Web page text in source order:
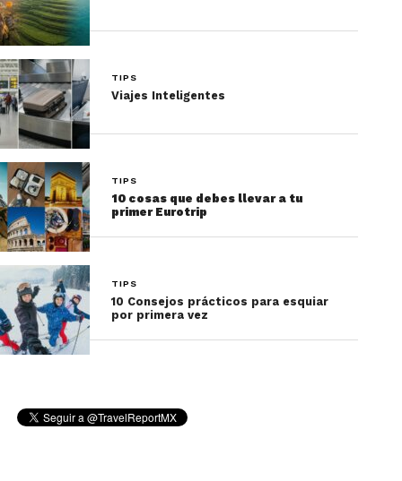
TIPS
Viajes Inteligentes
TIPS
10 cosas que debes llevar a tu
primer Eurotrip
TIPS
10 Consejos prácticos para esquiar
por primera vez